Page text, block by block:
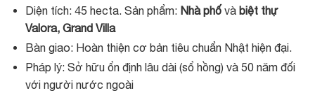
Diện tích: 45 hecta. Sản phẩm: Nhà phốvàbiệt thự
Valora, Grand Villa
Bàn giao: Hoàn thiện cơ bản tiêu chuẩn Nhật hiện đại.
Pháp lý: Sở hữu ổn định lâu dài (sổ hồng) và 50 năm đối
với người nước ngoài